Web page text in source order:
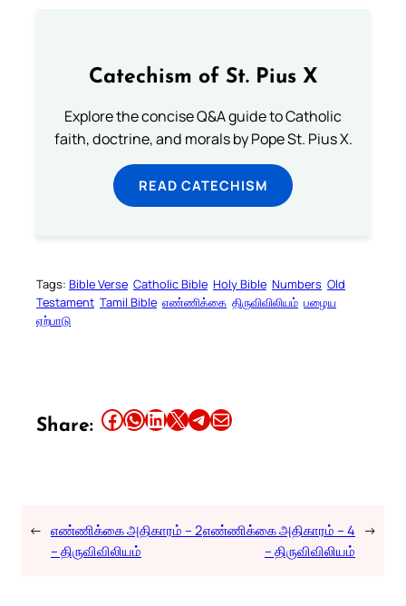
Catechism of St. Pius X
Explore the concise Q&A guide to Catholic
faith, doctrine, and morals by Pope St. Pius X.
READ CATECHISM
Tags: Bible Verse Catholic Bible Holy Bible Numbers Old
Testament Tamil Bible எண்ணிக்கை திருவிவிலியம் பழைய
ஏற்பாடு
Share: Share this article on Facebook Share this article on WhatsApp Share this article on LinkedIn Share this article on X Share this article on TelegramEmail this Article
← எண்ணிக்கை அதிகாரம் – 2
– திருவிவிலியம்
எண்ணிக்கை அதிகாரம் – 4
– திருவிவிலியம்
→